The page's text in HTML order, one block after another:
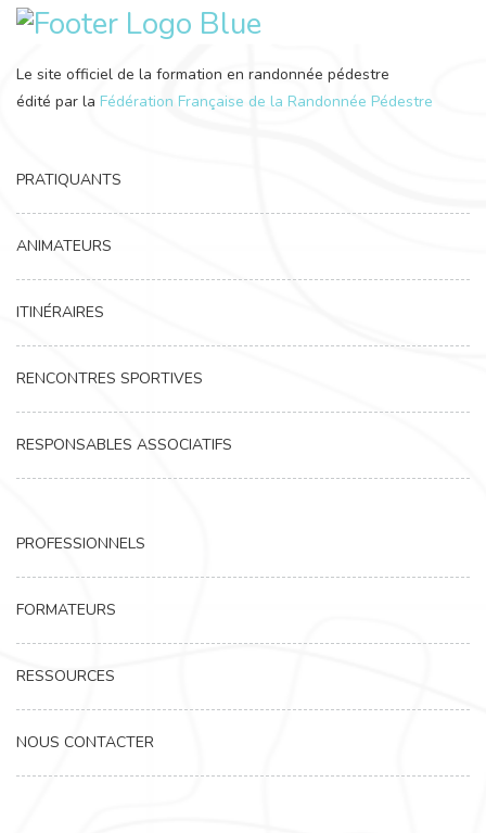
Le site officiel de la formation en randonnée pédestre
édité par la Fédération Française de la Randonnée Pédestre
PRATIQUANTS
ANIMATEURS
ITINÉRAIRES
RENCONTRES SPORTIVES
RESPONSABLES ASSOCIATIFS
PROFESSIONNELS
FORMATEURS
RESSOURCES
NOUS CONTACTER